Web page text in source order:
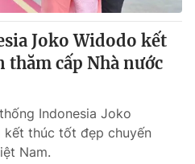
Joko Widodo kết
thăm cấp Nhà nước
Indonesia Joko
kết thúc tốt đẹp chuyến
Nam.